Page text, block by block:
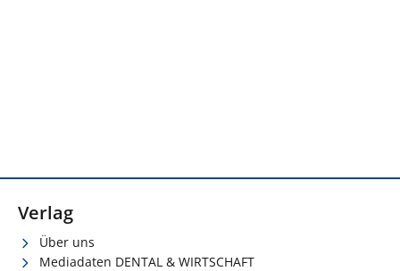
Verlag
Über uns
Mediadaten DENTAL & WIRTSCHAFT